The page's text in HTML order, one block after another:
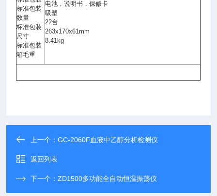
标准包装
数量
标准包装
尺寸
标准包装
箱毛重
电池，说明书，保修卡
吸塑
22台
263x170x61mm
8.41kg
上一个：GC-2060F血液中乙醇分析检测仪
返回列表
下一个：ZD1500多功能全自动恒温振荡仪